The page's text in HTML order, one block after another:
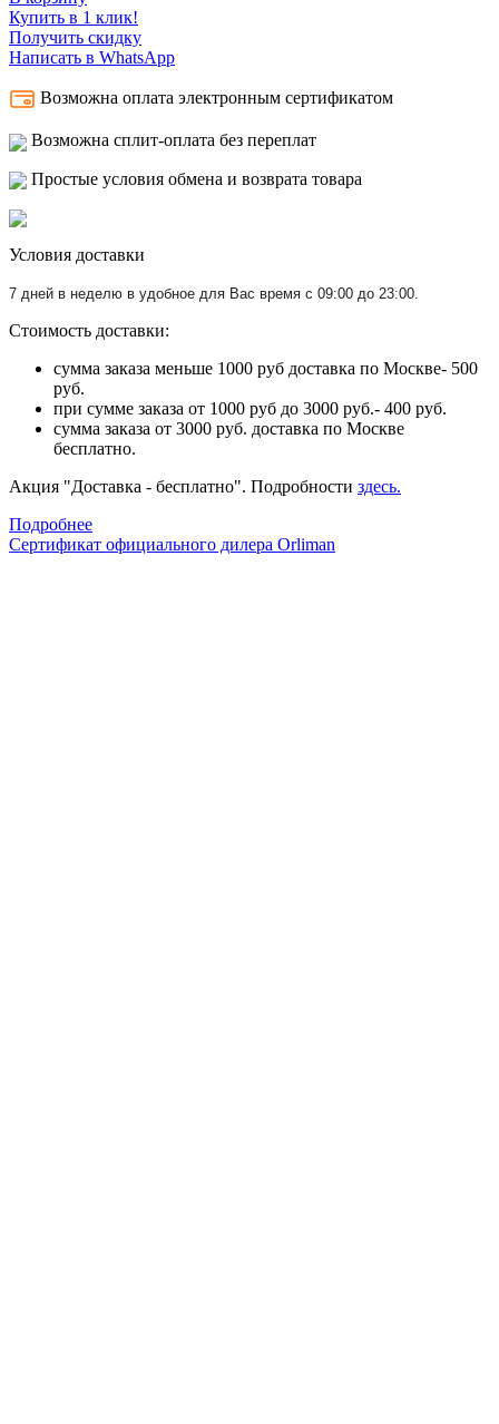
Купить в 1 клик!
Получить скидку
Написать в WhatsApp
Возможна оплата электронным сертификатом
Возможна сплит-оплата без переплат
Простые условия обмена и возврата товара
Условия доставки
7 дней в неделю в удобное для Вас время с 09:00 до 23:00.
Стоимость доставки:
сумма заказа меньше 1000 руб доставка по Москве- 500
руб.
при сумме заказа от 1000 руб до 3000 руб.- 400 руб.
сумма заказа от 3000 руб. доставка по Москве
бесплатно.
Акция "Доставка - бесплатно". Подробности здесь.
Подробнее
Сертификат официального дилера Orliman